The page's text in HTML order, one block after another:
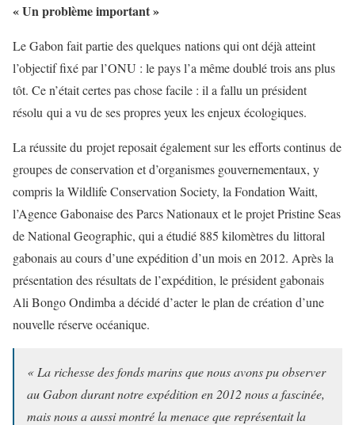
« Un problème important »
Le Gabon fait partie des quelques nations qui ont déjà atteint
l’objectif fixé par l’ONU : le pays l’a même doublé trois ans plus
tôt. Ce n’était certes pas chose facile : il a fallu un président
résolu qui a vu de ses propres yeux les enjeux écologiques.
La réussite du projet reposait également sur les efforts continus de
groupes de conservation et d’organismes gouvernementaux, y
compris la Wildlife Conservation Society, la Fondation Waitt,
l’Agence Gabonaise des Parcs Nationaux et le projet Pristine Seas
de National Geographic, qui a étudié 885 kilomètres du littoral
gabonais au cours d’une expédition d’un mois en 2012. Après la
présentation des résultats de l’expédition, le président gabonais
Ali Bongo Ondimba a décidé d’acter le plan de création d’une
nouvelle réserve océanique.
« La richesse des fonds marins que nous avons pu observer
au Gabon durant notre expédition en 2012 nous a fascinée,
mais nous a aussi montré la menace que représentait la